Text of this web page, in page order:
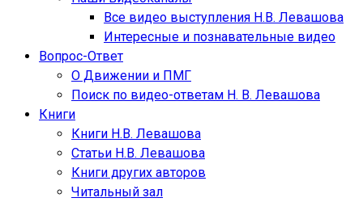
Все видео выступления Н.В. Левашова
Интересные и познавательные видео
Вопрос-Ответ
О Движении и ПМГ
Поиск по видео-ответам Н. В. Левашова
Книги
Книги Н.В. Левашова
Статьи Н.В. Левашова
Книги других авторов
Читальный зал